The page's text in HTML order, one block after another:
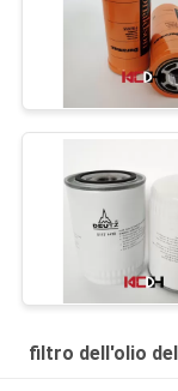
filtro dell'olio